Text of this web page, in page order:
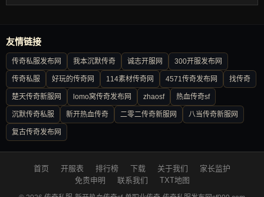
友情链接
传奇私服发布网 我本沉默传奇 诚志开服网 300开服发布网
传奇私服 好玩的传奇网 114素材传奇网 4571传奇发布网 找传奇
楚天传奇新服网 lomo窝传奇发布网 zhaosf 热血传奇sf
沉默传奇私服 新开热血传奇 二零二传奇新服网 八当传奇新服网
复古传奇发布网
首页 开服表 排行榜 下载 关于我们
家长监护
免责申明
联系我们 TXT地图